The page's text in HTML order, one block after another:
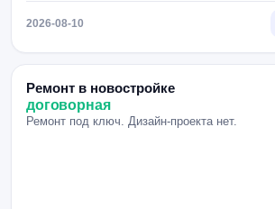
2026-08-10
Ремонт в новостройке
договорная
Ремонт под ключ. Дизайн-проекта нет.